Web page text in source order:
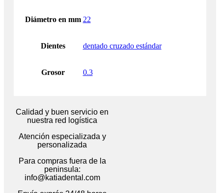
Diámetro en mm 22
Dientes dentado cruzado estándar
Grosor 0.3
Calidad y buen servicio en
nuestra red logística
Atención especializada y
personalizada
Para compras fuera de la
peninsula:
info@katiadental.com